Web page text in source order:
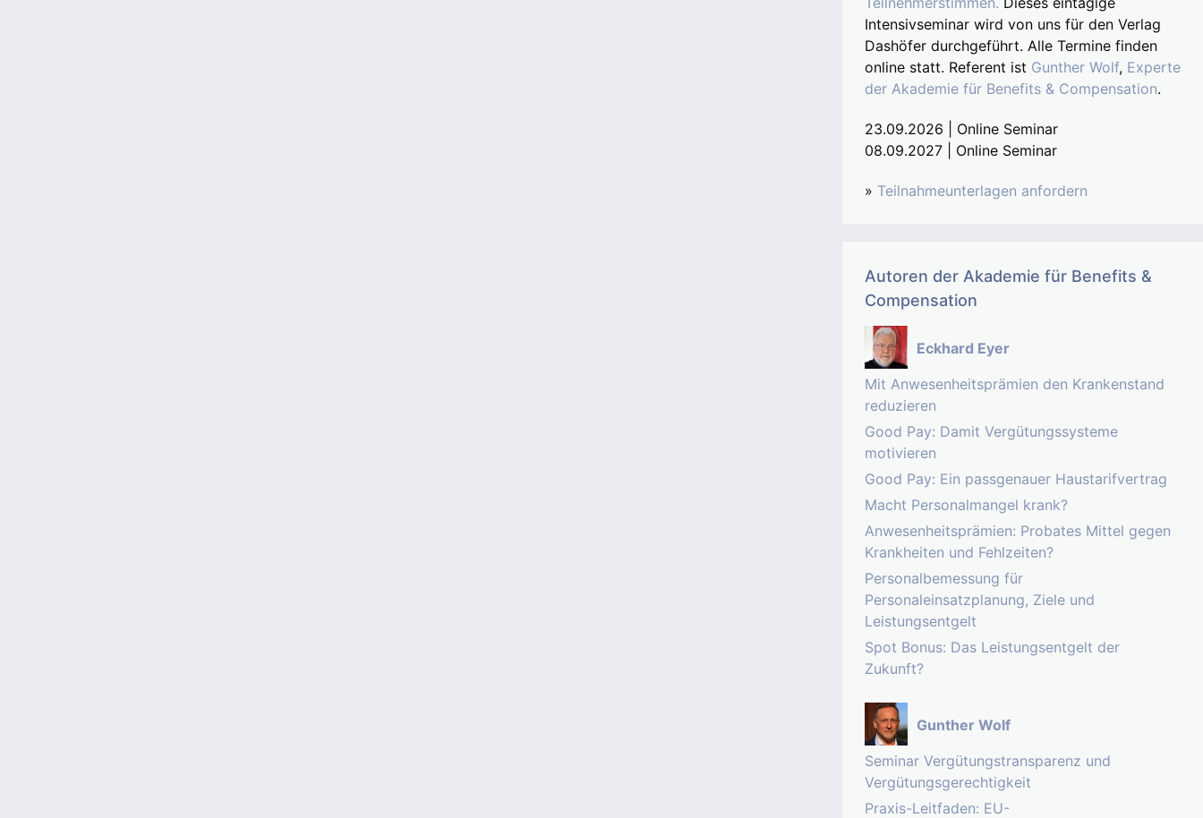
Intensivseminar wird von uns für den Verlag
Dashöfer durchgeführt. Alle Termine finden
online statt. Referent ist Gunther Wolf, Experte
der Akademie für Benefits & Compensation.
23.09.2026 | Online Seminar
08.09.2027 | Online Seminar
» Teilnahmeunterlagen anfordern
Autoren der Akademie für Benefits &
Compensation
Eckhard Eyer
Mit Anwesenheitsprämien den Krankenstand
reduzieren
Good Pay: Damit Vergütungssysteme
motivieren
Good Pay: Ein passgenauer Haustarifvertrag
Macht Personalmangel krank?
Anwesenheitsprämien: Probates Mittel gegen
Krankheiten und Fehlzeiten?
Personalbemessung für
Personaleinsatzplanung, Ziele und
Leistungsentgelt
Spot Bonus: Das Leistungsentgelt der
Zukunft?
Gunther Wolf
Seminar Vergütungstransparenz und
Vergütungsgerechtigkeit
Praxis-Leitfaden: EU-